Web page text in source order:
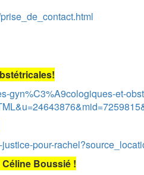
gyn%C3%A9cologiques-et-
pour-
Boussié !